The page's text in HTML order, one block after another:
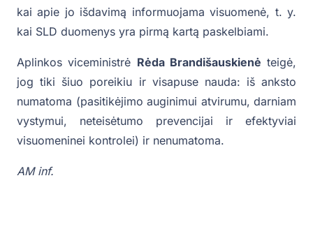
kai apie jo išdavimą informuojama visuomenė, t. y.
kai SLD duomenys yra pirmą kartą paskelbiami.
Aplinkos viceministrė Rėda Brandišauskienė teigė,
jog tiki šiuo poreikiu ir visapuse nauda: iš anksto
numatoma (pasitikėjimo auginimui atvirumu, darniam
vystymui, neteisėtumo prevencijai ir efektyviai
visuomeninei kontrolei) ir nenumatoma.
AM inf.